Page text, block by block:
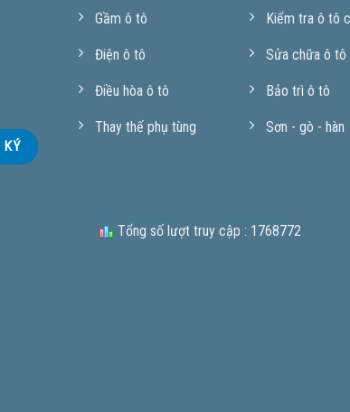
Gầm ô tô
Điện ô tô
Điều hòa ô tô
Thay thế phụ tùng
Kiểm tra ô tô
Sửa chữa ô tô
Bảo trì ô tô
Sơn - gò - hàn
Tổng số lượt truy cập : 1768772